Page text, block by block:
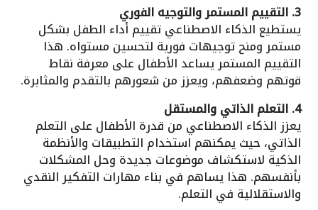
3. التقييم المستمر والتوجيه الفوري
يستطيع الذكاء الاصطناعي تقييم أداء الطفل بشكل
مستمر ومنح توجيهات فورية لتحسين مستواه. هذا
التقييم المستمر يساعد الأطفال على معرفة نقاط
قوتهم وضعفهم، ويعزز من شعورهم بالتقدم والمثابرة.
4. التعلم الذاتي والمستقل
يعزز الذكاء الاصطناعي من قدرة الأطفال على التعلم
الذاتي، حيث يمكنهم استخدام التطبيقات والأنظمة
الذكية لاستكشاف موضوعات جديدة وحل المشكلات
بأنفسهم. هذا يساهم في بناء مهارات التفكير النقدي
والاستقلالية في التعلم.